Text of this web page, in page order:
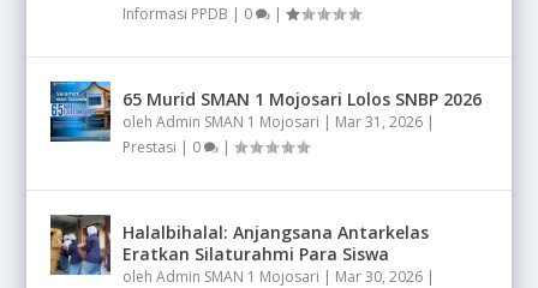
Informasi PPDB | 0 |
65 Murid SMAN 1 Mojosari Lolos SNBP 2026
olehAdmin SMAN 1 Mojosari | Mar 31, 2026 |
Prestasi | 0 |
Halalbihalal: Anjangsana Antarkelas
Eratkan Silaturahmi Para Siswa
olehAdmin SMAN 1 Mojosari | Mar 30, 2026 |